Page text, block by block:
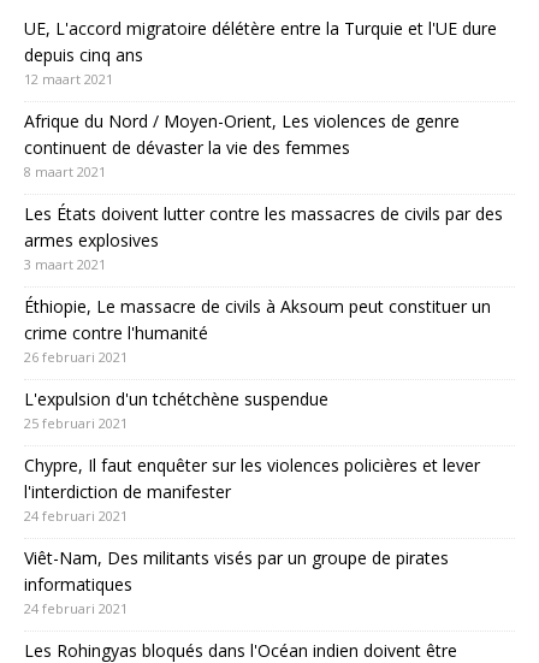
UE, L'accord migratoire délétère entre la Turquie et l'UE dure
depuis cinq ans
12 maart 2021
Afrique du Nord / Moyen-Orient, Les violences de genre
continuent de dévaster la vie des femmes
8 maart 2021
Les États doivent lutter contre les massacres de civils par des
armes explosives
3 maart 2021
Éthiopie, Le massacre de civils à Aksoum peut constituer un
crime contre l'humanité
26 februari 2021
L'expulsion d'un tchétchène suspendue
25 februari 2021
Chypre, Il faut enquêter sur les violences policières et lever
l'interdiction de manifester
24 februari 2021
Viêt-Nam, Des militants visés par un groupe de pirates
informatiques
24 februari 2021
Les Rohingyas bloqués dans l'Océan indien doivent être